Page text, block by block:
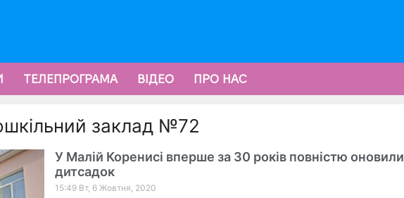
ТЕЛЕПРОГРАМА ВІДЕО ПРО НАС
заклад №72
У Малій Коренисі вперше за 30 років повністю оновили
дитсадок
15:49 Вт, 6 Жовтня, 2020